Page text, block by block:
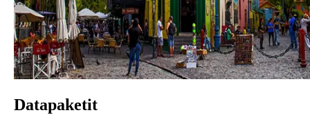
Datapaketit